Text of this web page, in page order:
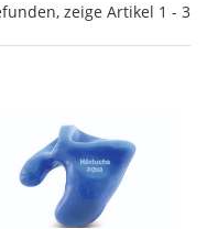
zeige Artikel 1 - 3